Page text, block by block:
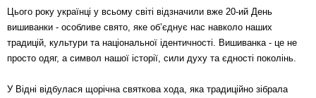
Цього року українці у всьому світі відзначили вже 20‑ий День
вишиванки - особливе свято, яке об’єднує нас навколо наших
традицій, культури та національної ідентичності. Вишиванка - це не
просто одяг, а символ нашої історії, сили духу та єдності поколінь.
У Відні відбулася щорічна святкова хода, яка традиційно зібрала